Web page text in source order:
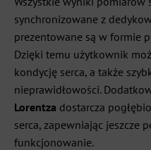
synchronizowane z
prezentowane są w formie
Dzięki temu użytkownik
kondycję serca, a także
nieprawidłowości.
Lorentza dostarcza
serca, zapewniając jeszcze
funkcjonowanie.